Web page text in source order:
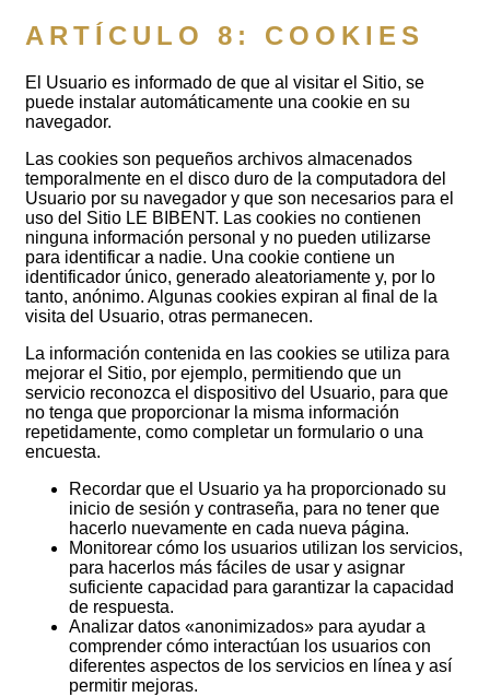
ARTÍCULO 8: COOKIES
El Usuario es informado de que al visitar el Sitio, se
puede instalar automáticamente una cookie en su
navegador.
Las cookies son pequeños archivos almacenados
temporalmente en el disco duro de la computadora del
Usuario por su navegador y que son necesarios para el
uso del Sitio LE BIBENT. Las cookies no contienen
ninguna información personal y no pueden utilizarse
para identificar a nadie. Una cookie contiene un
identificador único, generado aleatoriamente y, por lo
tanto, anónimo. Algunas cookies expiran al final de la
visita del Usuario, otras permanecen.
La información contenida en las cookies se utiliza para
mejorar el Sitio, por ejemplo, permitiendo que un
servicio reconozca el dispositivo del Usuario, para que
no tenga que proporcionar la misma información
repetidamente, como completar un formulario o una
encuesta.
Recordar que el Usuario ya ha proporcionado su
inicio de sesión y contraseña, para no tener que
hacerlo nuevamente en cada nueva página.
Monitorear cómo los usuarios utilizan los servicios,
para hacerlos más fáciles de usar y asignar
suficiente capacidad para garantizar la capacidad
de respuesta.
Analizar datos «anonimizados» para ayudar a
comprender cómo interactúan los usuarios con
diferentes aspectos de los servicios en línea y así
permitir mejoras.